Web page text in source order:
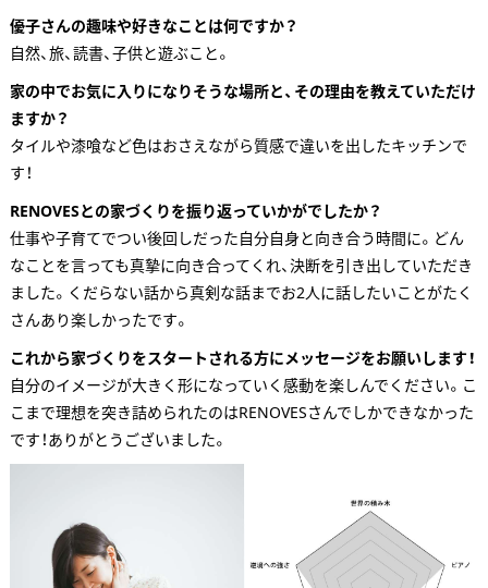
優子さんの趣味や好きなことは何ですか？
自然、旅、読書、子供と遊ぶこと。
家の中でお気に入りになりそうな場所と、その理由を教えていただけ
ますか？
タイルや漆喰など色はおさえながら質感で違いを出したキッチンで
す！
RENOVESとの家づくりを振り返っていかがでしたか？
仕事や子育てでつい後回しだった自分自身と向き合う時間に。どん
なことを言っても真摯に向き合ってくれ、決断を引き出していただき
ました。くだらない話から真剣な話までお2人に話したいことがたく
さんあり楽しかったです。
これから家づくりをスタートされる方にメッセージをお願いします！
自分のイメージが大きく形になっていく感動を楽しんでください。こ
こまで理想を突き詰められたのはRENOVESさんでしかできなかった
です！ありがとうございました。